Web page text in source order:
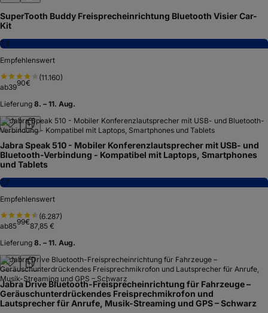
SuperTooth Buddy Freisprecheinrichtung Bluetooth Visier Car-
Kit
7,2
Empfehlenswert
(11.160)
ab3990€
Lieferung 8. – 11. Aug.
Jabra Speak 510 - Mobiler Konferenzlautsprecher mit USB- und
Bluetooth-Verbindung - Kompatibel mit Laptops, Smartphones
und Tablets
7,7
Empfehlenswert
(6.287)
ab8599€87,85 €
Lieferung 8. – 11. Aug.
Jabra Drive Bluetooth-Freisprecheinrichtung für Fahrzeuge –
Geräuschunterdrückendes Freisprechmikrofon und
Lautsprecher für Anrufe, Musik-Streaming und GPS – Schwarz